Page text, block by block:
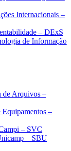
Internacionais –
– DExS
de Informação
de Arquivos –
Equipamentos –
– SVC
– SBU